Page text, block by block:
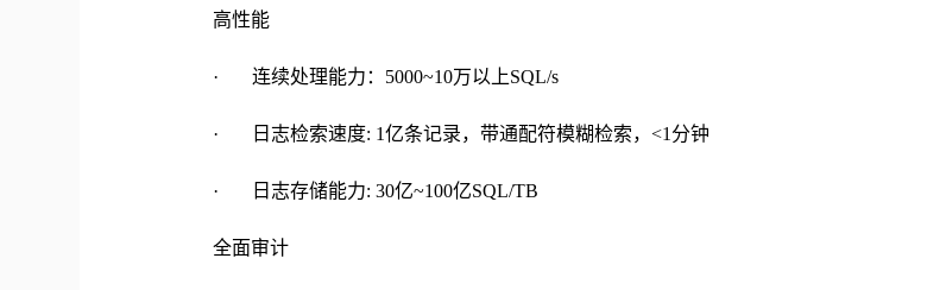
高性能
· 连续处理能力：5000~10万以上SQL/s
· 日志检索速度: 1亿条记录，带通配符模糊检索，<1分钟
· 日志存储能力: 30亿~100亿SQL/TB
全面审计